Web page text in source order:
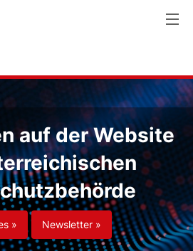
auf der Website
» Newsletter »